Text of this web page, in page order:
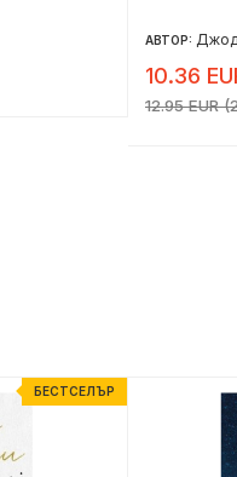
АВТОР:
10.36
12.95 EUR
БЕСТСЕЛЪР